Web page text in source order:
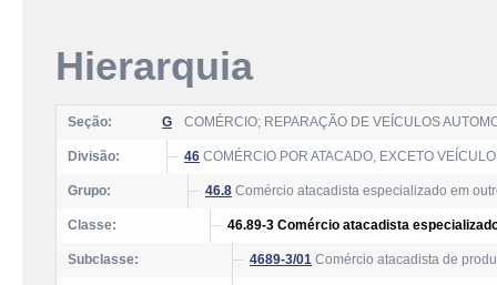
Hierarquia
Seção: G COMÉRCIO; REPARAÇÃO DE VEÍCULOS
Divisão: 46 COMÉRCIO POR ATACADO, EXCETO
Grupo: 46.8 Comércio atacadista especializado em
Classe: 46.89-3 Comércio atacadista
Subclasse: 4689-3/01 Comércio atacadista de